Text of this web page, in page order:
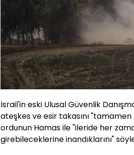
İsrail'in eski Ulusal Güvenlik
ateşkes ve esir takasını
ordunun Hamas ile "ileride her
girebileceklerine inandıklarını"